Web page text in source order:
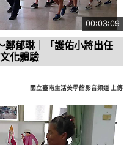
00:03:09
鄭郁琳｜「護佑小將出任
化體驗
國立臺南生活美學館影音頻道 上傳